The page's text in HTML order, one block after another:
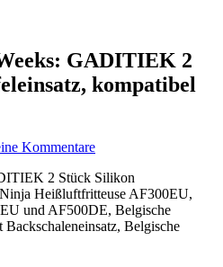
GADITIEK 2
kompatibel
Kommentare
2 Stück Silikon
Heißluftfritteuse AF300EU,
und AF500DE, Belgische
Belgische